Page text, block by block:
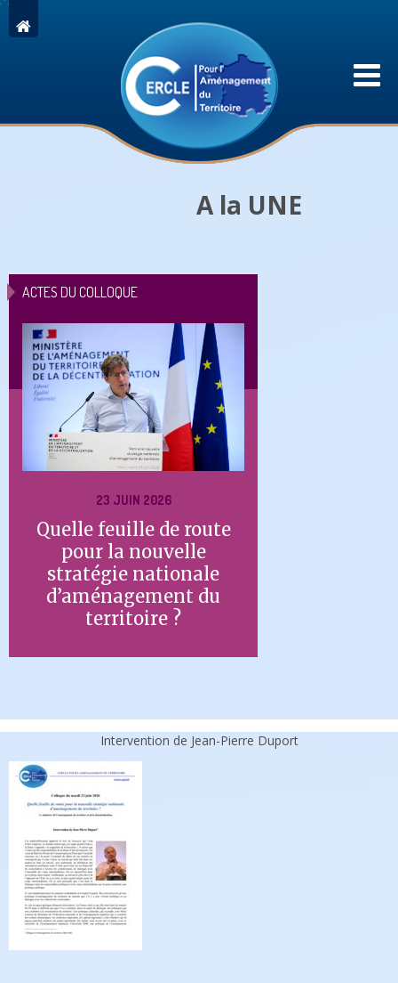
A la UNE
ACTES DU COLLOQUE
23 JUIN 2026
Quelle feuille de route
pour la nouvelle
stratégie nationale
d’aménagement du
territoire ?
Intervention de Jean-Pierre Duport